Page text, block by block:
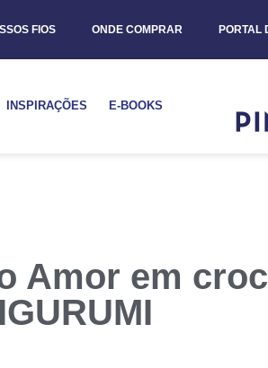
FIOS ONDE COMPRAR PORTAL
INSPIRAÇÕES E-BOOKS
Amor em